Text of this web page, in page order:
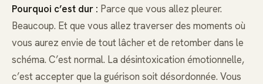
Pourquoi c’est dur : Parce que vous allez pleurer.
Beaucoup. Et que vous allez traverser des moments où
vous aurez envie de tout lâcher et de retomber dans le
schéma. C’est normal. La désintoxication émotionnelle,
c’est accepter que la guérison soit désordonnée. Vous